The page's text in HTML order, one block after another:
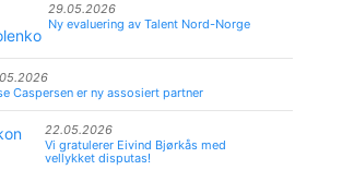
29.05.2026
Ny evaluering av Talent Nord-Norge
Caspersen er ny assosiert partner
22.05.2026
Vi gratulerer Eivind Bjørkås med
vellykket disputas!